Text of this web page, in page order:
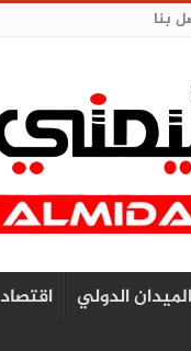
بنا
الميدان الدولي اقتصاد